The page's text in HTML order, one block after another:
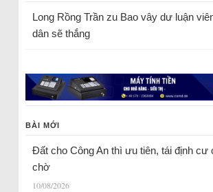
Long Rồng Trầnzu Bao vây dư luận
dân sẽ thắng
BÀI MỚI
Đất cho Công An thì ưu tiên, tái định cư
chờ
10/08/2026